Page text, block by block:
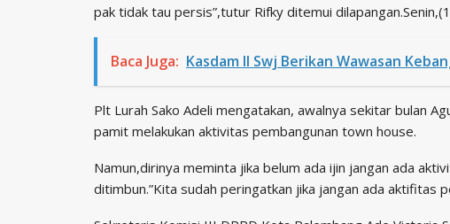
pak tidak tau persis”,tutur Rifky ditemui
Baca Juga: Kasdam II Swj Berikan Wawasan
Plt Lurah Sako Adeli mengatakan, awalnya sekitar bulan
pamit melakukan aktivitas pembangunan town house.
Namun,dirinya meminta jika belum ada ijin jangan ada
ditimbun.”Kita sudah peringatkan jika jangan ada aktifitas